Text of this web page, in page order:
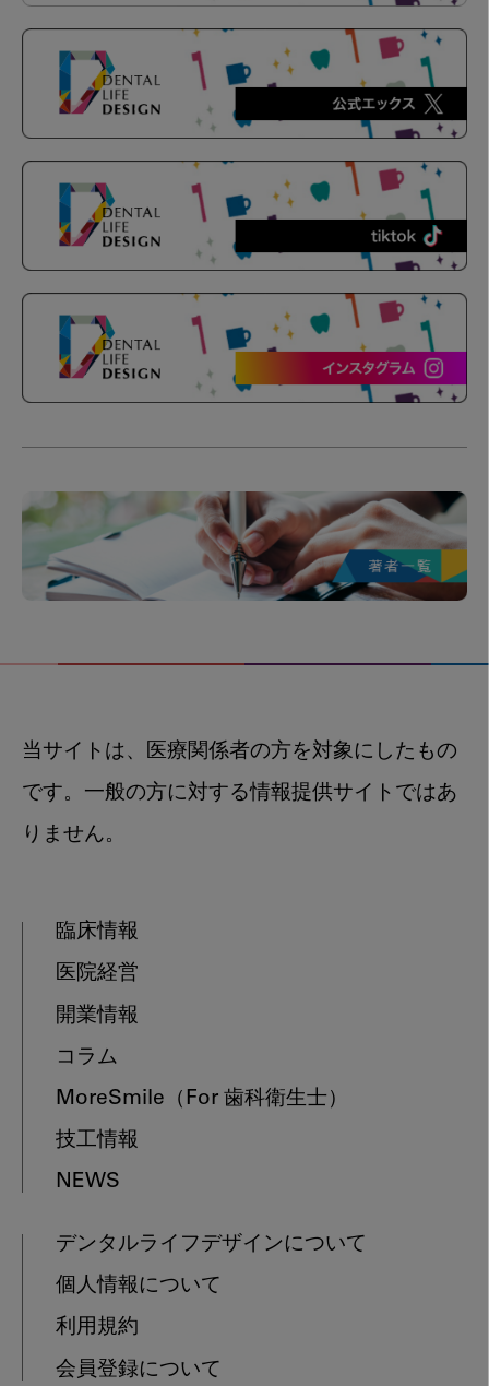
当サイトは、医療関係者の方を対象にしたもの
です。一般の方に対する情報提供サイトではあ
りません。
臨床情報
医院経営
開業情報
コラム
MoreSmile （For 歯科衛生士）
技工情報
NEWS
デンタルライフデザインについて
個人情報について
利用規約
会員登録について